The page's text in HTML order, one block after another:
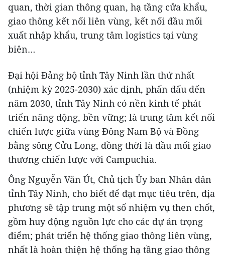
quan, thời gian thông quan, hạ tầng cửa khẩu,
giao thông kết nối liên vùng, kết nối đầu mối
xuất nhập khẩu, trung tâm logistics tại vùng
biên…
Đại hội Đảng bộ tỉnh Tây Ninh lần thứ nhất
(nhiệm kỳ 2025-2030) xác định, phấn đấu đến
năm 2030, tỉnh Tây Ninh có nền kinh tế phát
triển năng động, bền vững; là trung tâm kết nối
chiến lược giữa vùng Đông Nam Bộ và Đồng
bằng sông Cửu Long, đồng thời là đầu mối giao
thương chiến lược với Campuchia.
Ông Nguyễn Văn Út, Chủ tịch Ủy ban Nhân dân
tỉnh Tây Ninh, cho biết để đạt mục tiêu trên, địa
phương sẽ tập trung một số nhiệm vụ then chốt,
gồm huy động nguồn lực cho các dự án trọng
điểm; phát triển hệ thống giao thông liên vùng,
nhất là hoàn thiện hệ thống hạ tầng giao thông